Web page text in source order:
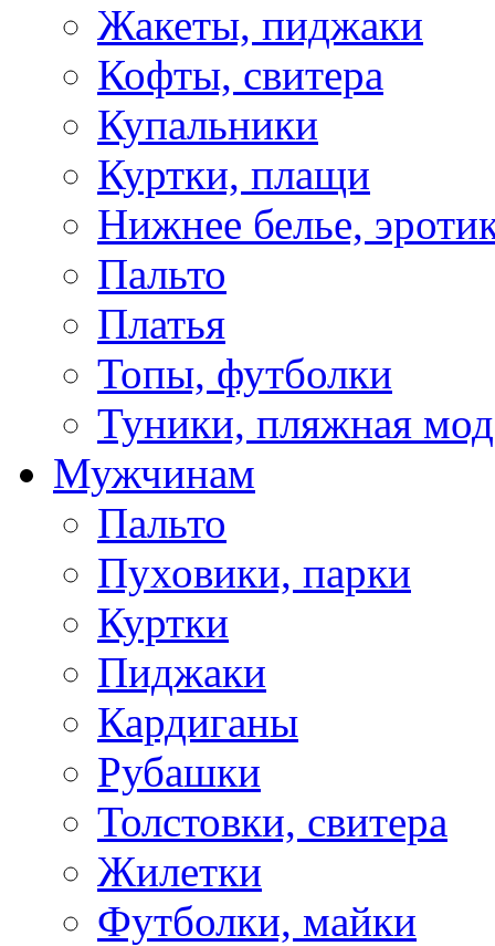
Жакеты, пиджаки
Кофты, свитера
Купальники
Куртки, плащи
Нижнее белье,
Пальто
Платья
Топы, футболки
Туники, пляжная
Мужчинам
Пальто
Пуховики, парки
Куртки
Пиджаки
Кардиганы
Рубашки
Толстовки, свитера
Жилетки
Футболки, майки